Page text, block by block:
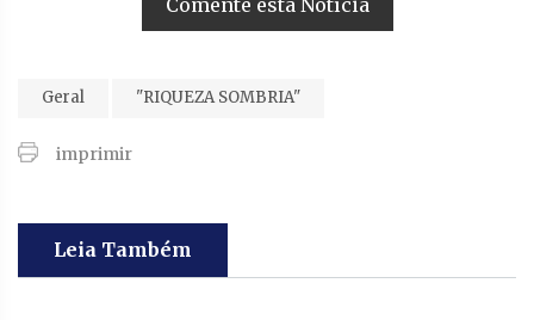
Comente esta Notícia
Geral "RIQUEZA SOMBRIA"
imprimir
Leia Também